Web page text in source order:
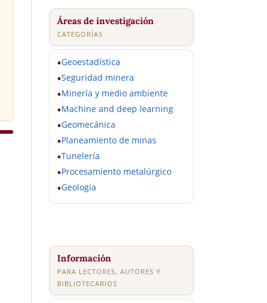
Áreas de investigación
CATEGORÍAS
●Geoestadística
●Seguridad minera
●Minería y medio ambiente
●Machine and deep learning
●Geomecánica
●Planeamiento de minas
●Tunelería
●Procesamiento metalúrgico
●Geología
Información
PARA LECTORES, AUTORES Y
BIBLIOTECARIOS